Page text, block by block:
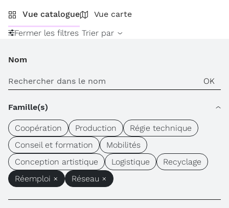
Vue catalogue
Vue carte
Fermer les filtres Trier par
Nom
Famille(s)
Coopération Production
Régie technique
Conseil et formation
Mobilités
Conception artistique
Logistique
Recyclage
Réemploi ×
Réseau ×